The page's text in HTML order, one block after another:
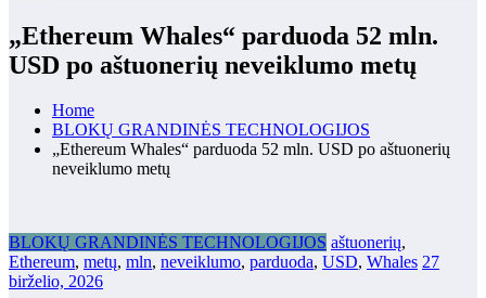
„Ethereum Whales“ parduoda 52 mln.
USD po aštuonerių neveiklumo metų
Home
BLOKŲ GRANDINĖS TECHNOLOGIJOS
„Ethereum Whales“ parduoda 52 mln. USD po aštuonerių
neveiklumo metų
BLOKŲ GRANDINĖS TECHNOLOGIJOS aštuonerių,
Ethereum, metų, mln, neveiklumo, parduoda, USD, Whales 27
birželio, 2026